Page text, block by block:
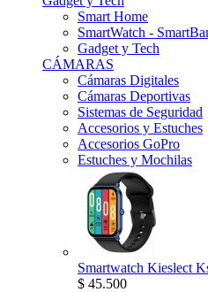
Smart Home
SmartWatch -
Gadget y Tech
CÁMARAS
Cámaras Digitales
Cámaras Deportivas
Sistemas de Seguridad
Accesorios y Estuches
Accesorios GoPro
Estuches y Mochilas
Smartwatch Kieslect
$ 45.500